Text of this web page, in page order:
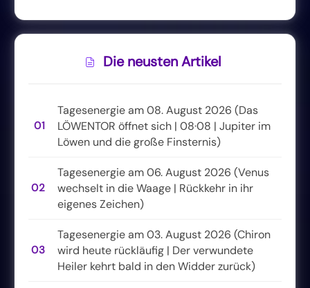
Die neusten Artikel
01
Tagesenergie am 08. August 2026 (Das
LÖWENTOR öffnet sich | 08·08 | Jupiter im
Löwen und die große Finsternis)
02
Tagesenergie am 06. August 2026 (Venus
wechselt in die Waage | Rückkehr in ihr
eigenes Zeichen)
03
Tagesenergie am 03. August 2026 (Chiron
wird heute rückläufig | Der verwundete
Heiler kehrt bald in den Widder zurück)